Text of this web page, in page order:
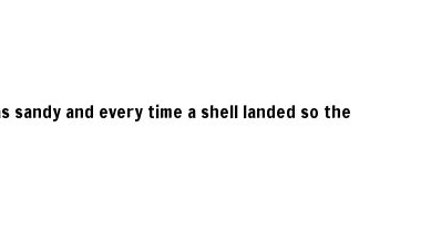
and every time a shell landed so the